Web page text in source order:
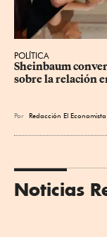
POLÍTICA
Sheinbaum
sobre la relación
Por Redacción El Economista
Noticias